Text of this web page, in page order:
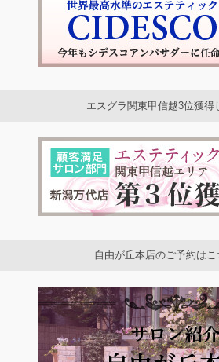
エスグラ関東甲信越3位獲得
自由が丘本店のご予約はこ